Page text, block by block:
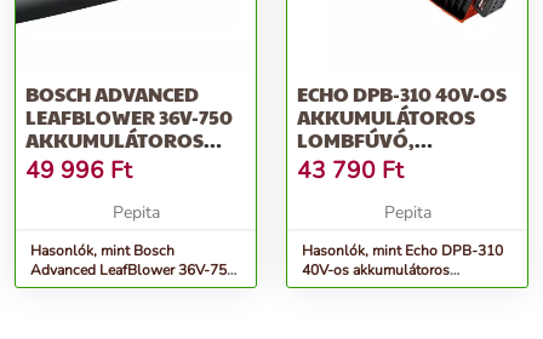
BOSCH ADVANCED
LEAFBLOWER 36V-750
AKKUMULÁTOROS
LOMBFÚVÓ (AKKU
ÉS...
49 996 Ft
Pepita
Hasonlók, mint Bosch
Advanced LeafBlower 36V-750
Akkumulátoros Lombfúvó
ECHO DPB-310 40V-OS
AKKUMULÁTOROS
LOMBFÚVÓ,
AKKUMULÁTOR
NÉLKÜL
43 790 Ft
Pepita
Hasonlók, mint Echo DPB-310
40V-os akkumulátoros
lombfúvó, akkumulátor nélkül